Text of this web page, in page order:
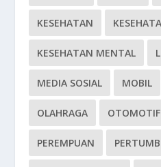
KESEHATAN
KESEHATAN MENTAL
MEDIA SOSIAL MOBIL
OLAHRAGA OTOMOTIF
PEREMPUAN